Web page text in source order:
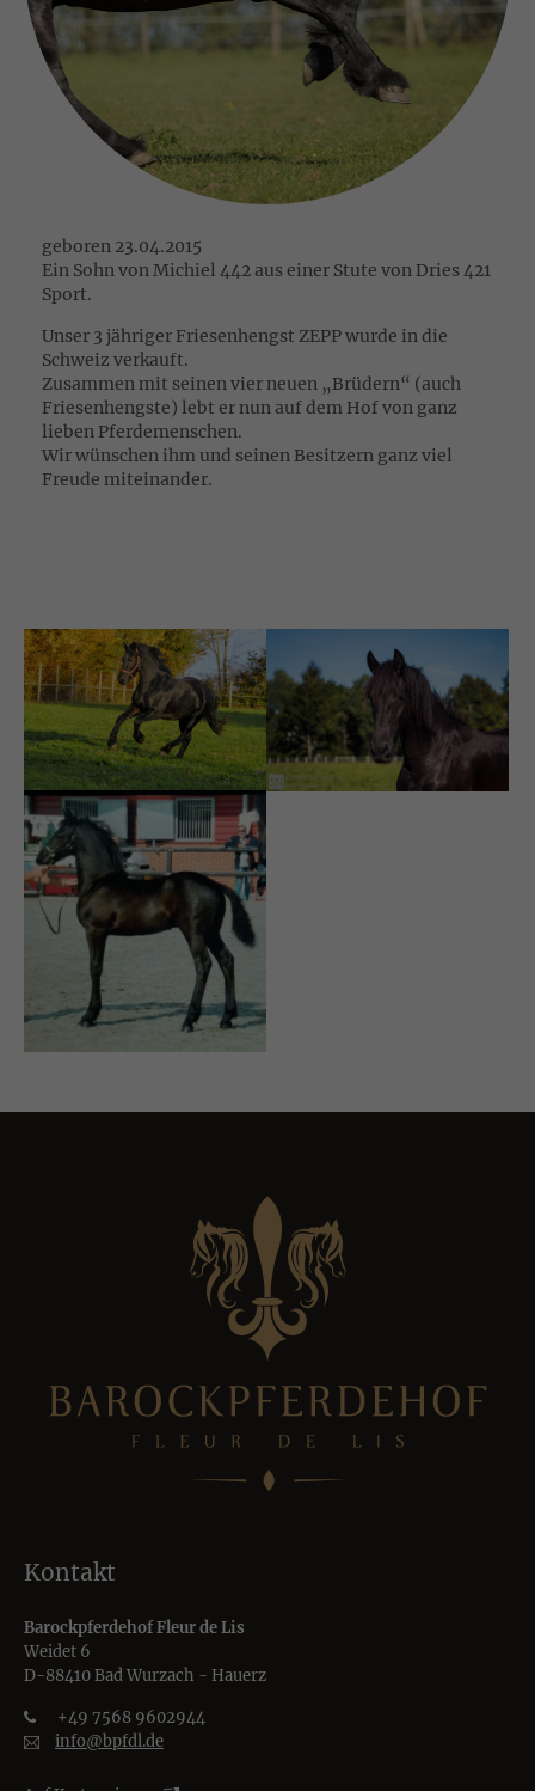
geboren 23.04.2015
Ein Sohn von Michiel 442 aus einer Stute von Dries 421
Sport.
Unser 3 jähriger Friesenhengst ZEPP wurde in die
Schweiz verkauft.
Zusammen mit seinen vier neuen „Brüdern“ (auch
Friesenhengste) lebt er nun auf dem Hof von ganz
lieben Pferdemenschen.
Wir wünschen ihm und seinen Besitzern ganz viel
Freude miteinander.
Kontakt
Barockpferdehof Fleur de Lis
Weidet 6
D-88410 Bad Wurzach - Hauerz
+49 7568 9602944
info@bpfdl.de